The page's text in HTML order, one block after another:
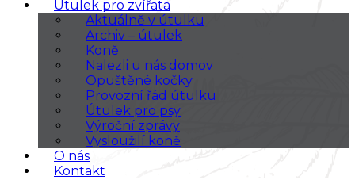
Útulek pro zvířata
Aktuálně v útulku
Archiv – útulek
Koně
Nalezli u nás domov
Opuštěné kočky
Provozní řád útulku
Útulek pro psy
Výroční zprávy
Vysloužilí koně
O nás
Kontakt